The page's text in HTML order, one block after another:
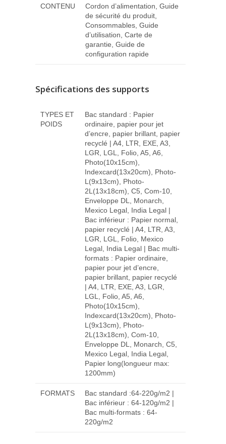
CONTENU
Cordon d’alimentation, Guide
de sécurité du produit,
Consommables, Guide
d’utilisation, Carte de
garantie, Guide de
configuration rapide
Spécifications des supports
TYPES ET
POIDS
Bac standard : Papier
ordinaire, papier pour jet
d’encre, papier brillant, papier
recyclé | A4, LTR, EXE, A3,
LGR, LGL, Folio, A5, A6,
Photo(10x15cm),
Indexcard(13x20cm), Photo-
L(9x13cm), Photo-
2L(13x18cm), C5, Com-10,
Enveloppe DL, Monarch,
Mexico Legal, India Legal |
Bac inférieur : Papier normal,
papier recyclé | A4, LTR, A3,
LGR, LGL, Folio, Mexico
Legal, India Legal | Bac multi-
formats : Papier ordinaire,
papier pour jet d’encre,
papier brillant, papier recyclé
| A4, LTR, EXE, A3, LGR,
LGL, Folio, A5, A6,
Photo(10x15cm),
Indexcard(13x20cm), Photo-
L(9x13cm), Photo-
2L(13x18cm), Com-10,
Enveloppe DL, Monarch, C5,
Mexico Legal, India Legal,
Papier long(longueur max:
1200mm)
FORMATS
Bac standard :64-220g/m2 |
Bac inférieur : 64-120g/m2 |
Bac multi-formats : 64-
220g/m2